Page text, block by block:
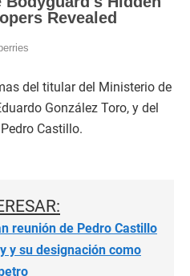
del titular del Ministerio de
González Toro, y del
Castillo.
reunión de Pedro Castillo
y su designación como